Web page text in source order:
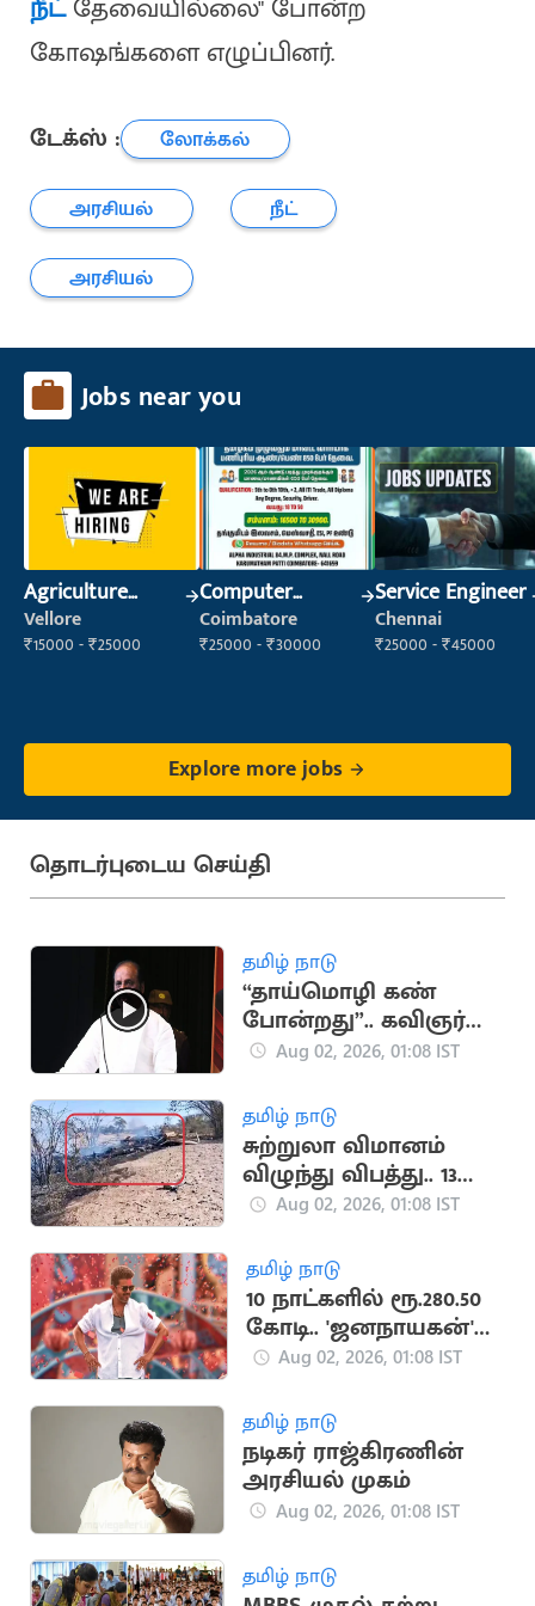
நீட்தேவையில்லை" போன்ற
கோஷங்களை எழுப்பினர்.
டேக்ஸ் :
லோக்கல்
அரசியல்
நீட்
அரசியல்
Jobs near you
Agriculture
Labour
Vellore
₹15000 - ₹25000
Computer
Operator
Coimbatore
₹25000 - ₹30000
Service Engineer
Chennai
₹25000 - ₹45000
Explore more jobs
தொடர்புடைய செய்தி
தமிழ் நாடு
“தாய்மொழி கண்
போன்றது”.. கவிஞர்
வைரமுத்து பேச்சு
Aug 02, 2026, 01:08 IST
தமிழ் நாடு
சுற்றுலா விமானம்
விழுந்து விபத்து.. 13
பேர் உயிரிழப்பு
Aug 02, 2026, 01:08 IST
தமிழ் நாடு
10 நாட்களில் ரூ.280.50
கோடி.. 'ஜனநாயகன்'
வசூல் சாதனை
Aug 02, 2026, 01:08 IST
தமிழ் நாடு
நடிகர் ராஜ்கிரணின்
அரசியல் முகம்
Aug 02, 2026, 01:08 IST
தமிழ் நாடு